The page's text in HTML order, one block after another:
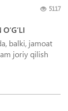
5117
balki, jamoat
joriy qilish